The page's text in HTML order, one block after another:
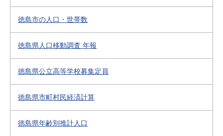
徳島市の人口・世帯数
徳島県人口移動調査 年報
徳島県公立高等学校募集定員
徳島県市町村民経済計算
徳島県年齢別推計人口